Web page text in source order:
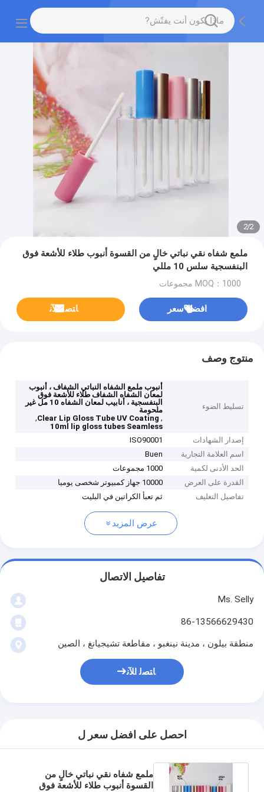
2
/
2
ملمع شفاه نقي نباتي خالٍ من القسوة أنبوب طلاء للأشعة فوق
البنفسجية سلس 10 مللي
MOQ：1000 مجموعات
افضل سعر ﺎﺘﺼﻟ ﺍﻶﻧ
منتوج وصف
تسليط الضوء
أنبوب ملمع الشفاه النباتي الشفاف ، أنبوب
لمعان الشفاه الشفاف طلاء للأشعة فوق
البنفسجية ، أنابيب لمعان الشفاه 10 مل غير
ملحومة
,
Clear Lip Gloss Tube UV Coating
,
10ml lip gloss tubes Seamless
إصدار الشهادات
ISO90001
اسم العلامة التجارية
Buen
الحد الأدنى لكمية
1000 مجموعات
القدرة على العرض
10000 جهاز كمبيوتر شخصى يوميا
تفاصيل التغليف
ثم تعبأ الكراتين في البليت
عرض المزيد
تفاصيل الاتصال
Ms. Selly
86-13566629430
منطقة بيلون ، مدينة نينغبو ، مقاطعة تشيجيانغ ، الصين
ﺎﺘﺼﻟ ﺍﻶﻧ
احصل على افضل سعر ل
ملمع شفاه نقي نباتي خالٍ من
القسوة أنبوب طلاء للأشعة فوق